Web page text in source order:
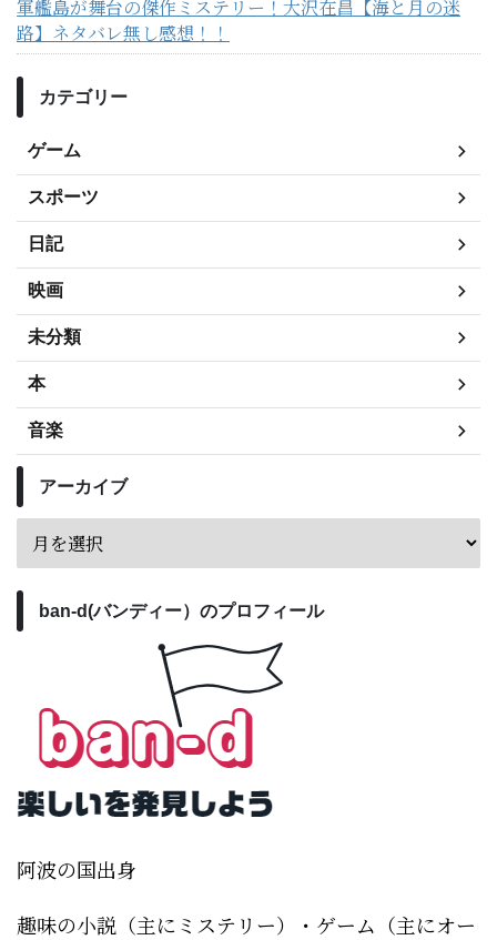
軍艦島が舞台の傑作ミステリー！大沢在昌【海と月の迷
路】ネタバレ無し感想！！
カテゴリー
ゲーム
スポーツ
日記
映画
未分類
本
音楽
アーカイブ
ban-d(バンディー）のプロフィール
阿波の国出身
趣味の小説（主にミステリー）・ゲーム（主にオー